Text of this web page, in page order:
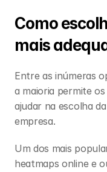
Como
mais
Entre as inúmeras
a maioria permite
ajudar na escolha
empresa.
Um dos mais
heatmaps online e